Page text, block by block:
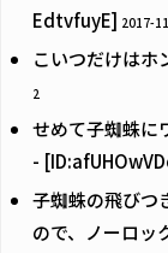
EdtvfuyE] 2017-
こいつだけはホ
2
せめて子蜘蛛に
-
子蜘蛛の飛びつ
ので、ノーロッ